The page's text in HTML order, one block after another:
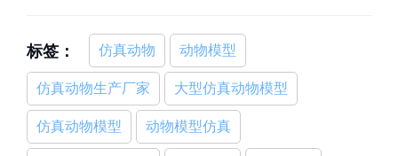
标签： 仿真动物 动物模型
仿真动物生产厂家 大型仿真动物模型
仿真动物模型 动物模型仿真